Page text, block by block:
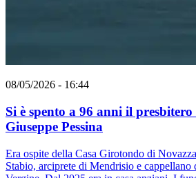
08/05/2026 - 16:44
Si è spento a 96 anni il presbitero
Giuseppe Pessina
Era ospite della Casa Girotondo di
Stabio, arciprete di Mendrisio e cappellano